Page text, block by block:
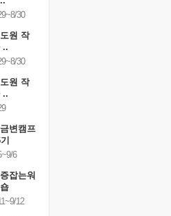
30
원 작
..
30
원 작
..
변캠프
6
잡는워
12